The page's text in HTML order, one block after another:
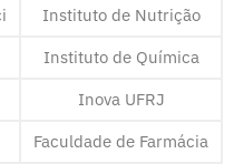
Instituto de Nutrição
Instituto de Química
Inova UFRJ
Faculdade de Farmácia